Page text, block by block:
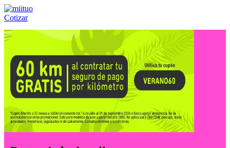
Cotizar
Llámanos al:(55) 84-21-05-00 ó